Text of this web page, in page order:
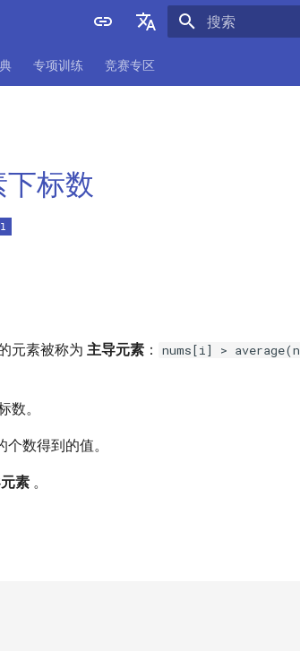
English
专项训练 竞赛专区
下标数
元素被称为 主导元素 ：
nums[i] >
数。
数得到的值。
素 。